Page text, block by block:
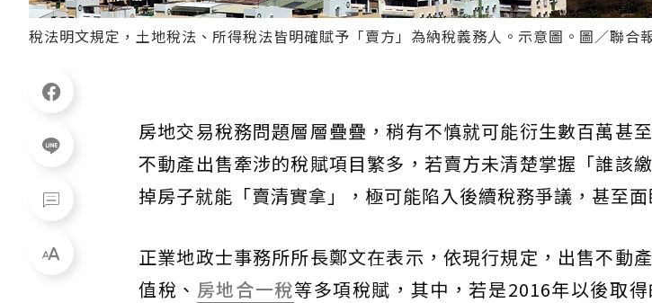
稅法明文規定，土地稅法、所得稅法皆明確賦予「賣方」為納稅義務人。示意圖。圖／聯合
房地交易稅務問題層層疊疊，稍有不慎就可能衍生數百萬甚
不動產出售牽涉的稅賦項目繁多，若賣方未清楚掌握「誰該
掉房子就能「賣清實拿」，極可能陷入後續稅務爭議，甚至
正業地政士事務所所長鄭文在表示，依現行規定，出售不動
值稅、 房地合一稅等多項稅賦，其中，若是2016年以後取